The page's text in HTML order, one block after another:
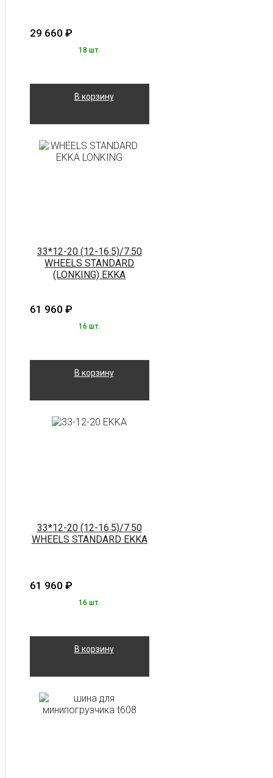
29 660 ₽
18 шт.
В корзину
33*12-20 (12-16.5)/7.50
WHEELS STANDARD
(LONKING) EKKA
61 960 ₽
16 шт.
В корзину
33*12-20 (12-16.5)/7.50
WHEELS STANDARD EKKA
61 960 ₽
16 шт.
В корзину